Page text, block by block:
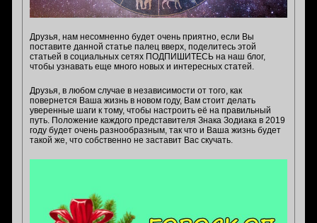
Друзья, нам несомненно будет очень приятно, если Вы
поставите данной статье палец вверх, поделитесь этой
статьей в социальных сетях ПОДПИШИТЕСЬ на наш блог,
чтобы узнавать еще много новых и интересных статей.
Друзья, в любом случае в независимости от того, как
повернется Ваша жизнь в новом году, Вам стоит делать
уверенные шаги к тому, чтобы настроить её на правильный
путь. Положение каждого представителя Знака Зодиака в 2019
году будет очень разнообразным, так что и Ваша жизнь будет
такой же, что собственно не заставит Вас скучать.